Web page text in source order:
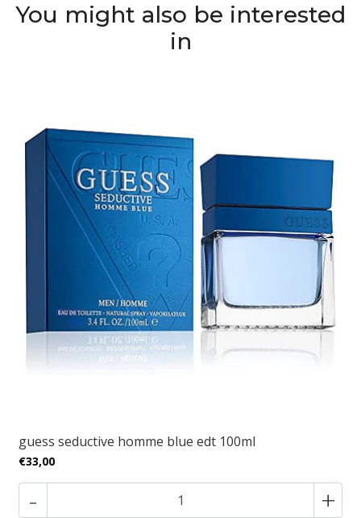
You might also be interested
in
guess seductive homme blue edt 100ml
€33,00
- +